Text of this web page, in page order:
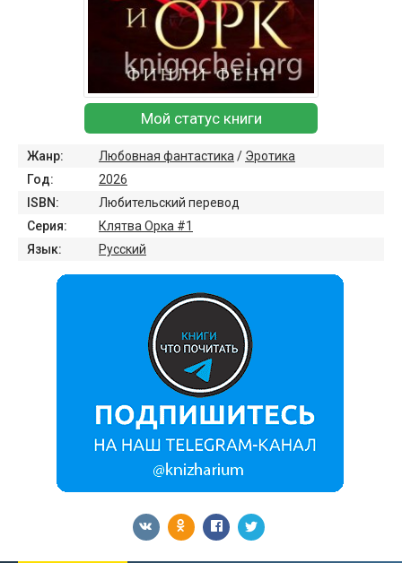
Мой статус книги
Жанр: Любовная фантастика/ Эротика
Год:
2026
ISBN:
Любительский перевод
Серия:
Клятва Орка #1
Язык:
Русский